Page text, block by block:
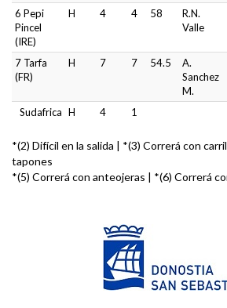
6 Pepi
Pincel
(IRE)
H 4 4 58
R.N.
Valle
7 Tarfa
(FR)
H 7 7 54.5
A.
Sanchez
M.
Sudafrica H 4 1
*(2) Difícil en la salida | *(3) Correrá con
tapones
*(5) Correrá con anteojeras | *(6) Correrá